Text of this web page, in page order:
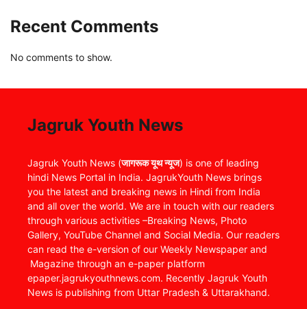
Recent Comments
No comments to show.
Jagruk Youth News
Jagruk Youth News (जागरूक यूथ न्यूज) is one of leading
hindi News Portal in India. JagrukYouth News brings
you the latest and breaking news in Hindi from India
and all over the world. We are in touch with our readers
through various activities –Breaking News, Photo
Gallery, YouTube Channel and Social Media. Our readers
can read the e-version of our Weekly Newspaper and
Magazine through an e-paper platform
epaper.jagrukyouthnews.com. Recently Jagruk Youth
News is publishing from Uttar Pradesh & Uttarakhand.